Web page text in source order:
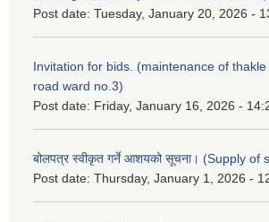
Post date: Tuesday, January 20, 2026 -
Invitation for bids. (maintenance of
road ward no.3)
Post date: Friday, January 16, 2026 -
बोलपत्र स्वीकृत गर्ने आशयको सूचना। (Supply
Post date: Thursday, January 1, 2026 -